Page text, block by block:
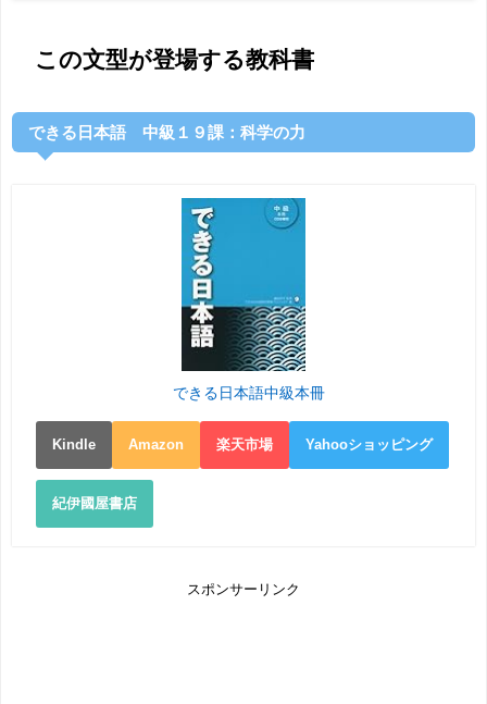
この文型が登場する教科書
できる日本語 中級１９課：科学の力
できる日本語中級本冊
Kindle Amazon 楽天市場 Yahooショッピング
紀伊國屋書店
スポンサーリンク